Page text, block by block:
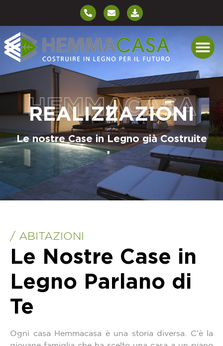
REALIZZAZIONI
Le nostre Case in Legno già Costruite
HEMMACASA
/ ABITAZIONI
Le Nostre Case in
Legno Parlano di
Te
Ogni casa Hemmacasa è una storia diversa. C’è la